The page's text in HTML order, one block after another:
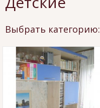
Выбрать категорию: